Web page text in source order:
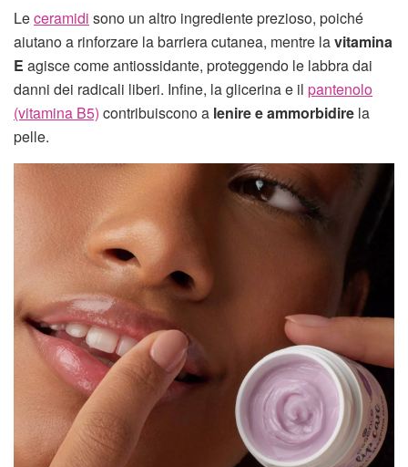
Leceramidi sono un altro ingrediente prezioso, poiché
aiutano a rinforzare la barriera cutanea, mentre lavitamina
E agisce come antiossidante, proteggendo le labbra dai
danni dei radicali liberi. Infine, la glicerina e il pantenolo
(vitamina B5) contribuiscono a lenire e ammorbidire la
pelle.